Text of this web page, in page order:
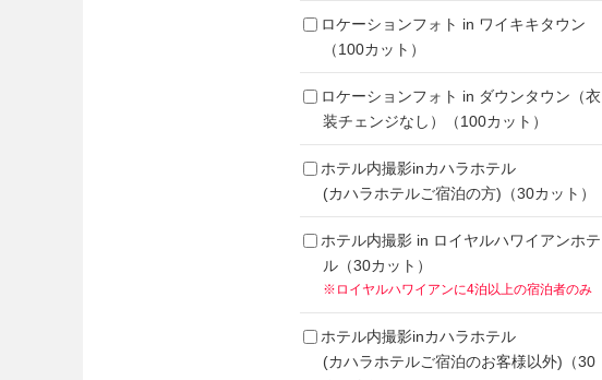
ロケーションフォト in ワイキキタウン
（100カット）
ロケーションフォト in ダウンタウン（衣
装チェンジなし）（100カット）
ホテル内撮影inカハラホテル
(カハラホテルご宿泊の方)（30カット）
ホテル内撮影 in ロイヤルハワイアンホテ
ル（30カット）
※ロイヤルハワイアンに4泊以上の宿泊者のみ
ホテル内撮影inカハラホテル
(カハラホテルご宿泊のお客様以外)（30